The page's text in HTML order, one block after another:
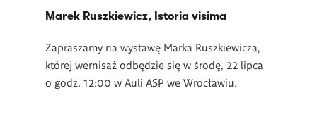
Marek Ruszkiewicz, Istoria visima
Zapraszamy na wystawę Marka Ruszkiewicza,
której wernisaż odbędzie się w środę, 22 lipca
o godz. 12:00 w Auli ASP we Wrocławiu.